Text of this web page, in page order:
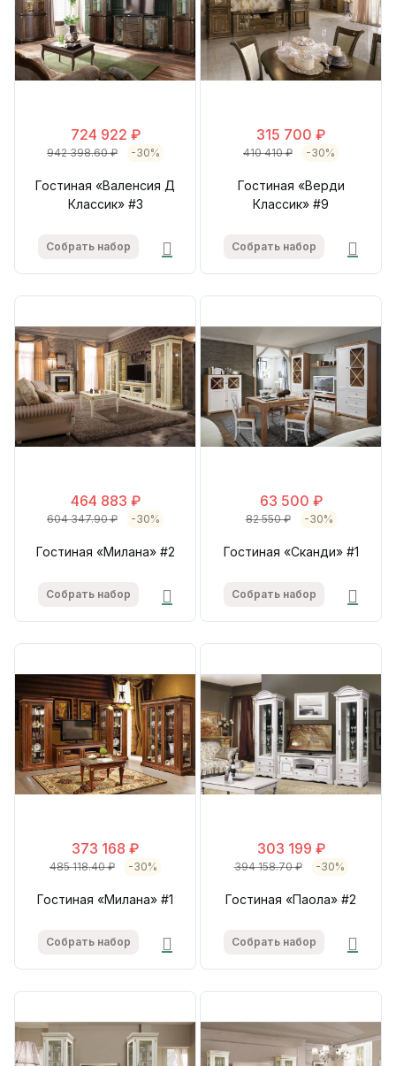
724 922 ₽
942 398.60 ₽ -30%
Гостиная «Валенсия Д
Классик» #3
Собрать набор
315 700 ₽
410 410 ₽ -30%
Гостиная «Верди
Классик» #9
Собрать набор
464 883 ₽
604 347.90 ₽ -30%
Гостиная «Милана» #2
Собрать набор
63 500 ₽
82 550 ₽ -30%
Гостиная «Сканди» #1
Собрать набор
373 168 ₽
485 118.40 ₽ -30%
Гостиная «Милана» #1
Собрать набор
303 199 ₽
394 158.70 ₽ -30%
Гостиная «Паола» #2
Собрать набор